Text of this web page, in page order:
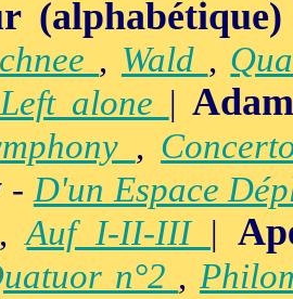
(alphabétique)
, Wald ,
alone |
,
-D'un Espace
,Auf I-II-III |
n°2 ,